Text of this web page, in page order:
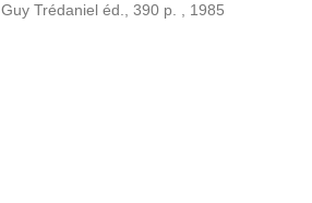
Guy Trédaniel éd., 390 p. , 1985